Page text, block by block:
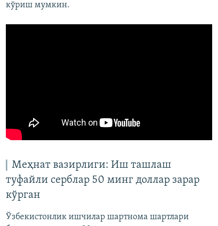
кўриш мумкин.
Меҳнат вазирлиги: Иш ташлаш
туфайли серблар 50 минг доллар зарар
кўрган
Ўзбекистонлик ишчилар шартнома шартлари